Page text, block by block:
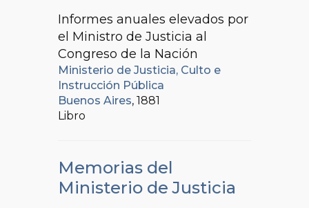
Informes anuales elevados por
el Ministro de Justicia al
Congreso de la Nación
Ministerio de Justicia, Culto e
Instrucción Pública
Buenos Aires, 1881
Libro
Memorias del
Ministerio de Justicia